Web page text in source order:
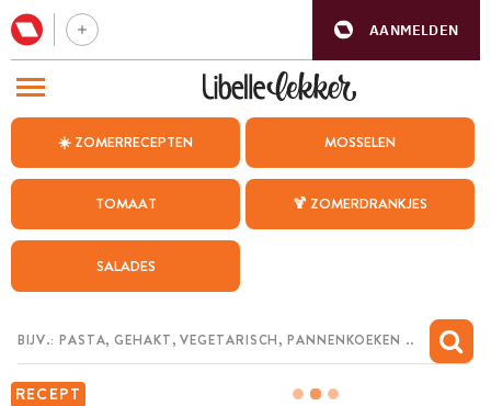
AANMELDEN
☀️ ZOMERRECEPTEN MOSSELEN
TOMAAT 🍹 ZOMERDRANKJES
SALADES
RECEPT
BEZOEK ONZE ANDERE WEBSITES
WEEKMENU
CHAT MET MAIA
MIJN BEWAARDE RECEPTEN